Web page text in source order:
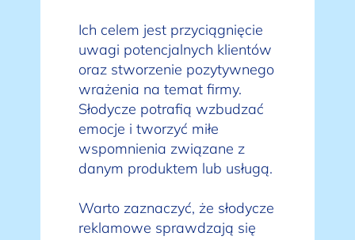
Ich celem jest przyciągnięcie
uwagi potencjalnych klientów
oraz stworzenie pozytywnego
wrażenia na temat firmy.
Słodycze potrafią wzbudzać
emocje i tworzyć miłe
wspomnienia związane z
danym produktem lub usługą.
Warto zaznaczyć, że słodycze
reklamowe sprawdzają się